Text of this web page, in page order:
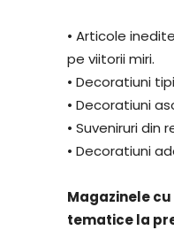
• Articole
pe viitorii miri.
• Decoratiuni
• Decoratiuni
• Suveniruri
• Decoratiuni
Magazinele
tematice la